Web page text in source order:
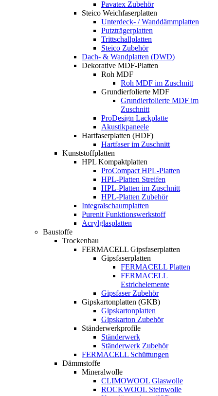
Pavatex Zubehör
Steico Weichfaserplatten
Unterdeck- / Wanddämmplatten
Putzträgerplatten
Trittschallplatten
Steico Zubehör
Dach- & Wandplatten (DWD)
Dekorative MDF-Platten
Roh MDF
Roh MDF im Zuschnitt
Grundierfolierte MDF
Grundierfolierte MDF im
Zuschnitt
ProDesign Lackplatte
Akustikpaneele
Hartfaserplatten (HDF)
Hartfaser im Zuschnitt
Kunststoffplatten
HPL Kompaktplatten
ProCompact HPL-Platten
HPL-Platten Streifen
HPL-Platten im Zuschnitt
HPL-Platten Zubehör
Integralschaumplatten
Purenit Funktionswerkstoff
Acrylglasplatten
Baustoffe
Trockenbau
FERMACELL Gipsfaserplatten
Gipsfaserplatten
FERMACELL Platten
FERMACELL
Estrichelemente
Gipsfaser Zubehör
Gipskartonplatten (GKB)
Gipskartonplatten
Gipskarton Zubehör
Ständerwerkprofile
Ständerwerk
Ständerwerk Zubehör
FERMACELL Schüttungen
Dämmstoffe
Mineralwolle
CLIMOWOOL Glaswolle
ROCKWOOL Steinwolle